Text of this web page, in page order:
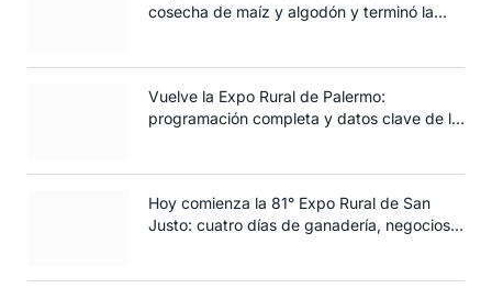
cosecha de maíz y algodón y terminó la
Vuelve la Expo Rural de Palermo:
programación completa y datos clave de la
Hoy comienza la 81° Expo Rural de San
Justo: cuatro días de ganadería, negocios y